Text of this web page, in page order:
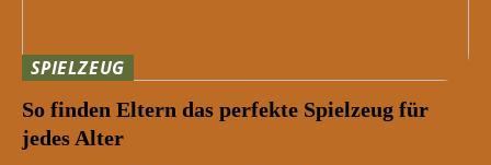
SPIELZEUG
So finden Eltern das perfekte Spielzeug für
jedes Alter